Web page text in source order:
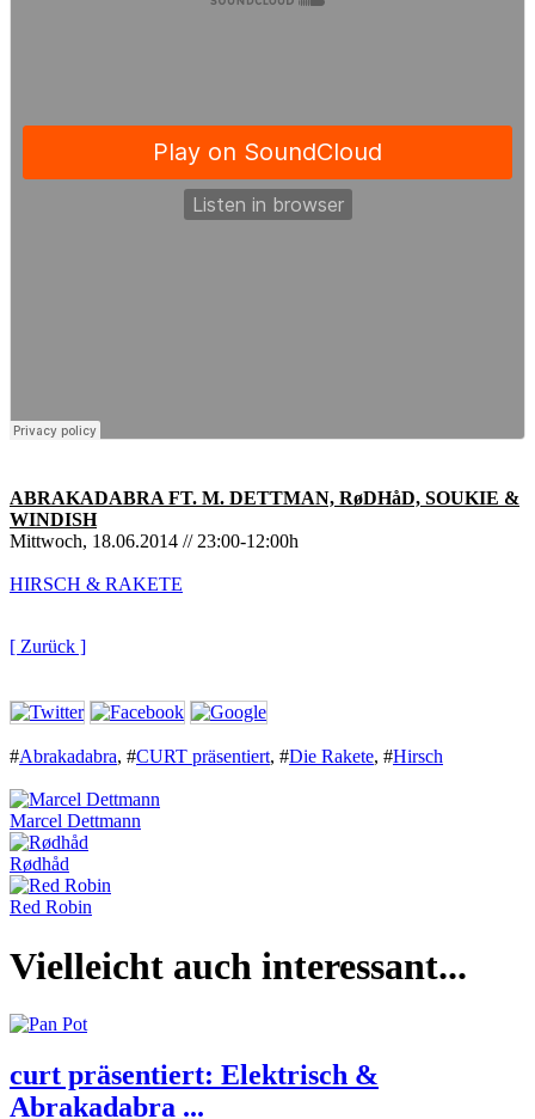
ABRAKADABRA FT. M. DETTMAN, RøDHåD, SOUKIE &
WINDISH
Mittwoch, 18.06.2014 // 23:00-12:00h
HIRSCH & RAKETE
[ Zurück ]
#Abrakadabra, #CURT präsentiert, #Die Rakete, #Hirsch
Marcel Dettmann
Rødhåd
Red Robin
Vielleicht auch interessant...
curt präsentiert: Elektrisch &
Abrakadabra ...